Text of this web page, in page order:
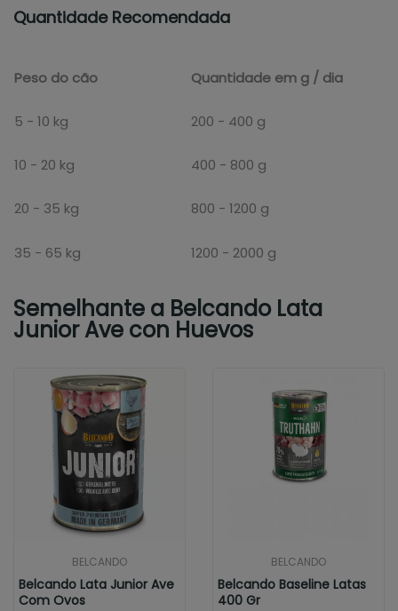
Quantidade Recomendada
Peso do cão Quantidade em g / dia
5 - 10 kg 200 - 400 g
10 - 20 kg 400 - 800 g
20 - 35 kg 800 - 1200 g
35 - 65 kg 1200 - 2000 g
Semelhante a Belcando Lata
Junior Ave con Huevos
BELCANDO
Belcando Lata Junior Ave
Com Ovos
BELCANDO
Belcando Baseline Latas
400 Gr